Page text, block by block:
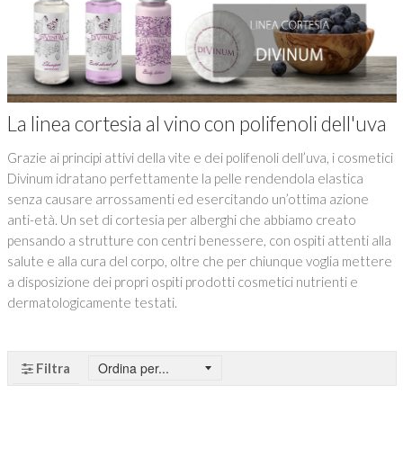
La linea cortesia al vino con polifenoli dell'uva
Grazie ai principi attivi della vite e dei polifenoli dell’uva, i cosmetici
Divinum idratano perfettamente la pelle rendendola elastica
senza causare arrossamenti ed esercitando un’ottima azione
anti-età. Un set di cortesia per alberghi che abbiamo creato
pensando a strutture con centri benessere, con ospiti attenti alla
salute e alla cura del corpo, oltre che per chiunque voglia mettere
a disposizione dei propri ospiti prodotti cosmetici nutrienti e
dermatologicamente testati.
Filtra